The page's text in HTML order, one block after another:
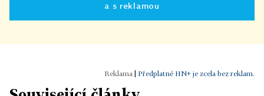
a s reklamou
Předplatné HN+ je zcela bez reklam.